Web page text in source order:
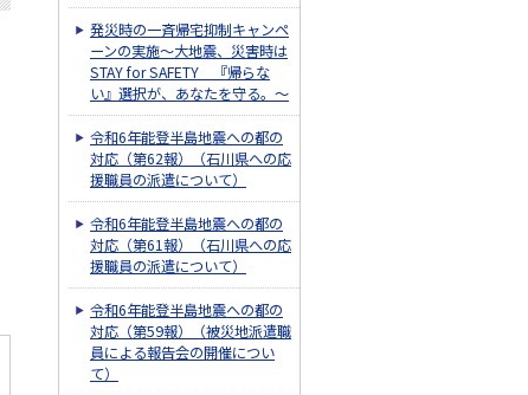
発災時の一斉帰宅抑制キャンペ
ーンの実施～大地震、災害時は
STAY for SAFETY 『帰らな
い』選択が、あなたを守る。～
令和6年能登半島地震への都の
対応（第62報）（石川県への応
援職員の派遣について）
令和6年能登半島地震への都の
対応（第61報）（石川県への応
援職員の派遣について）
令和6年能登半島地震への都の
対応（第59報）（被災地派遣職
員による報告会の開催につい
て）